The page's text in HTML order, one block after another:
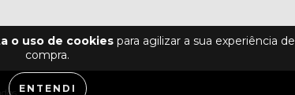
o uso de cookies para agilizar a sua experiência de
compra.
ENTENDI